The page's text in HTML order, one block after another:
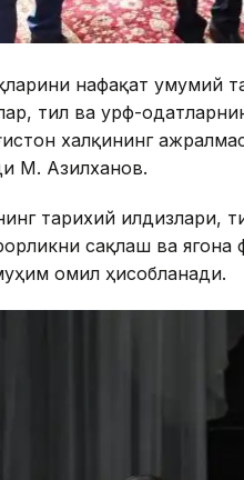
нафақат умумий
тил ва урф-
халқининг
М. Азилханов.
тарихий илдизлари,
сақлаш ва
омил ҳисобланади.